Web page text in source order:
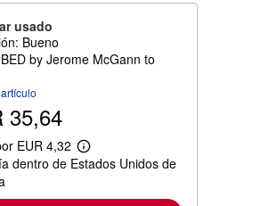
usado
Bueno
by Jerome McGann to
35,64
EUR 4,32
M
á
dentro de Estados Unidos de